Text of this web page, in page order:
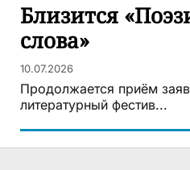
Близится
слова»
10.07.2026
Продолжается приём
литературный фестив...